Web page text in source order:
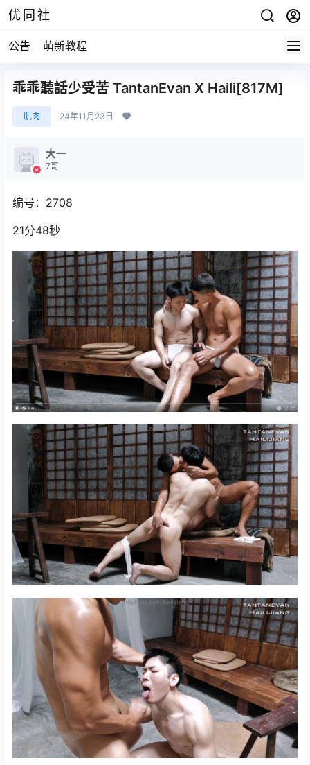
优同社
公告 萌新教程
乖乖聽話少受苦 TantanEvan X Haili[817M]
肌肉 24年11月23日
大一
7哥
编号：2708
21分48秒